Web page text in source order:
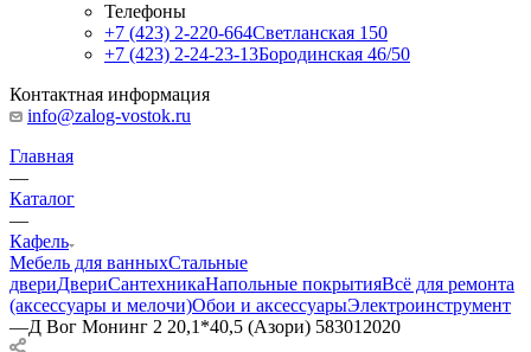
Телефоны
+7 (423) 2-220-664Светланская 150
+7 (423) 2-24-23-13Бородинская 46/50
Контактная информация
info@zalog-vostok.ru
Главная
—
Каталог
—
Кафель
Мебель для ванныхСтальные
двериДвериСантехникаНапольные покрытияВсё для ремонта
(аксессуары и мелочи)Обои и аксессуарыЭлектроинструмент
—Д Вог Монинг 2 20,1*40,5 (Азори) 583012020